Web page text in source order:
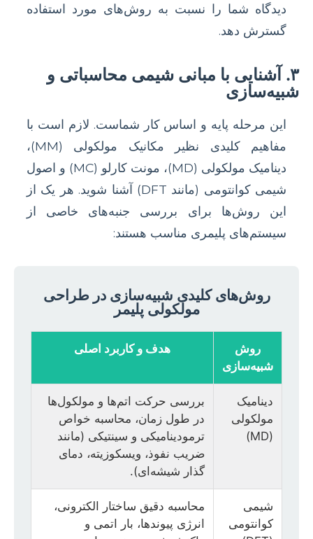
دیدگاه شما را نسبت به روش‌های مورد استفاده
گسترش دهد.
۳. آشنایی با مبانی شیمی محاسباتی و
شبیه‌سازی
این مرحله پایه و اساس کار شماست. لازم است با
مفاهیم کلیدی نظیر مکانیک مولکولی (MM)،
دینامیک مولکولی (MD)، مونت کارلو (MC) و اصول
شیمی کوانتومی (مانند DFT) آشنا شوید. هر یک از
این روش‌ها برای بررسی جنبه‌های خاصی از
سیستم‌های پلیمری مناسب هستند:
روش‌های کلیدی شبیه‌سازی در طراحی
مولکولی پلیمر
روش
شبیه‌سازی
هدف و کاربرد اصلی
دینامیک
مولکولی
(MD)
بررسی حرکت اتم‌ها و مولکول‌ها
در طول زمان، محاسبه خواص
ترمودینامیکی و سینتیکی (مانند
ضریب نفوذ، ویسکوزیته، دمای
گذار شیشه‌ای).
شیمی
کوانتومی
محاسبه دقیق ساختار الکترونی،
انرژی پیوندها، بار اتمی و